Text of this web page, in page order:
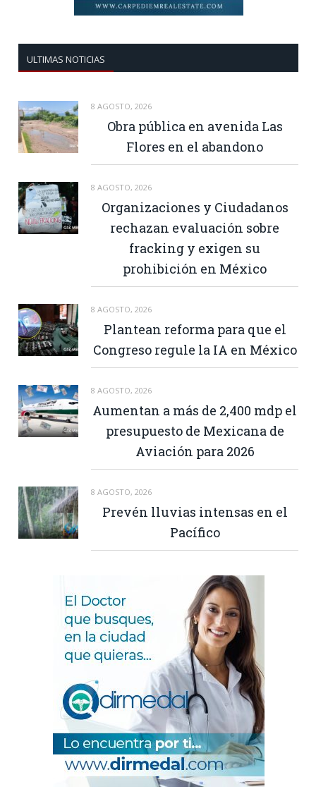
ULTIMAS NOTICIAS
8 AGOSTO, 2026
Obra pública en avenida Las
Flores en el abandono
8 AGOSTO, 2026
Organizaciones y Ciudadanos
rechazan evaluación sobre
fracking y exigen su
prohibición en México
8 AGOSTO, 2026
Plantean reforma para que el
Congreso regule la IA en México
8 AGOSTO, 2026
Aumentan a más de 2,400 mdp el
presupuesto de Mexicana de
Aviación para 2026
8 AGOSTO, 2026
Prevén lluvias intensas en el
Pacífico